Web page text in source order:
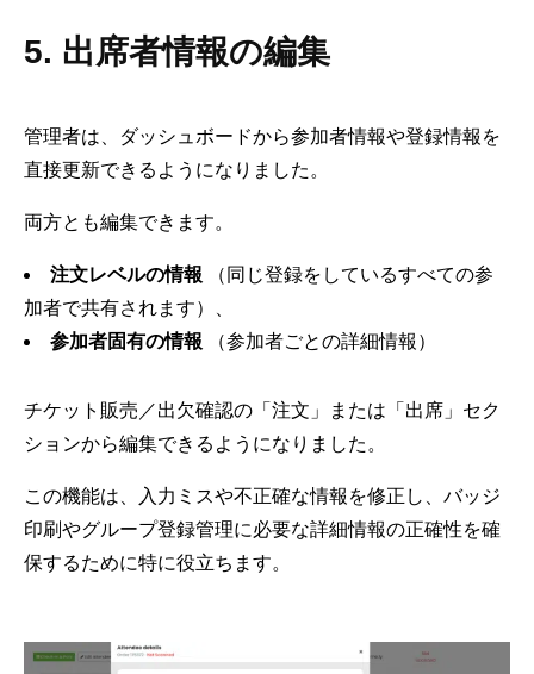
5. 出席者情報の編集
管理者は、ダッシュボードから参加者情報や登録情報を
直接更新できるようになりました。
両方とも編集できます。
注文レベルの情報 （同じ登録をしているすべての参
加者で共有されます）、
参加者固有の情報 （参加者ごとの詳細情報）
チケット販売／出欠確認の「注文」または「出席」セク
ションから編集できるようになりました。
この機能は、入力ミスや不正確な情報を修正し、バッジ
印刷やグループ登録管理に必要な詳細情報の正確性を確
保するために特に役立ちます。